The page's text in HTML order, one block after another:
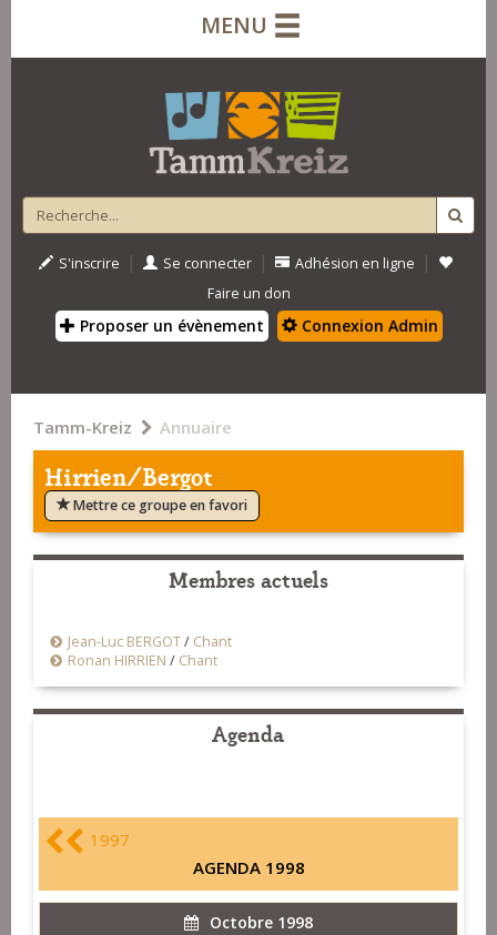
MENU
S'inscrire | Se connecter | Adhésion en ligne |
Faire un don
Proposer un évènement Connexion Admin
Tamm-Kreiz Annuaire
Hirrien/Bergot
Mettre ce groupe en favori
Membres actuels
Jean-Luc BERGOT/ Chant
Ronan HIRRIEN / Chant
Agenda
1997
AGENDA 1998
Octobre 1998